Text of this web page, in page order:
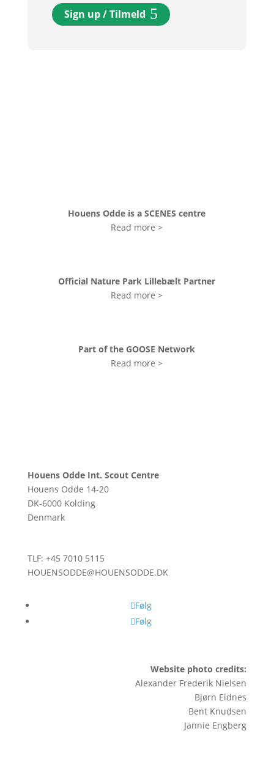
Sign up / Tilmeld
Houens Odde is a SCENES centre
Read more >
Official Nature Park Lillebælt Partner
Read more >
Part of the GOOSE Network
Read more >
Houens Odde Int. Scout Centre
Houens Odde 14-20
DK-6000 Kolding
Denmark
TLF: +45 7010 5115
HOUENSODDE@HOUENSODDE.DK
Følg
Følg
Website photo credits:
Alexander Frederik Nielsen
Bjørn Eidnes
Bent Knudsen
Jannie Engberg